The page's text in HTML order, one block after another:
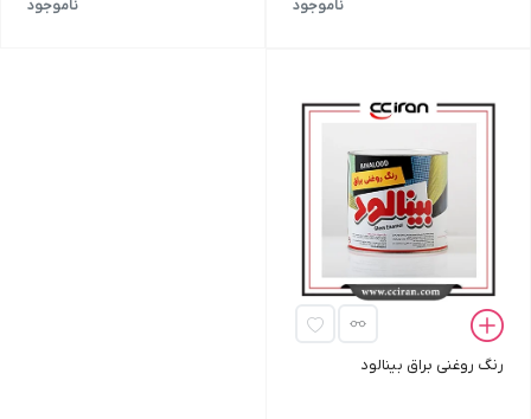
ناموجود ناموجود
رنگ روغنی براق بینالود